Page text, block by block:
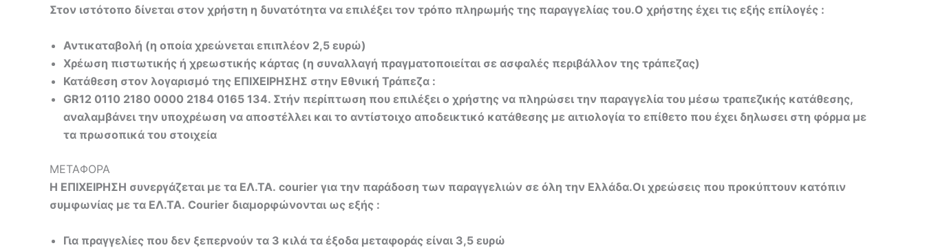
Στον ιστότοπο δίνεται στον χρήστη η δυνατότητα να επιλέξει τον τρόπο πληρωμής της παραγγελίας του.Ο χρήστης έχει τις εξής επίλογές :
Αντικαταβολή (η οποία χρεώνεται επιπλέον 2,5 ευρώ)
Χρέωση πιστωτικής ή χρεωστικής κάρτας (η συναλλαγή πραγματοποιείται σε ασφαλές περιβάλλον της τράπεζας)
Κατάθεση στον λογαρισμό της ΕΠΙΧΕΙΡΗΣΗΣ στην Εθνική Τράπεζα :
GR12 0110 2180 0000 2184 0165 134. Στήν περίπτωση που επιλέξει ο χρήστης να πληρώσει την παραγγελία του μέσω τραπεζικής κατάθεσης,
αναλαμβάνει την υποχρέωση να αποστέλλει και το αντίστοιχο αποδεικτικό κατάθεσης με αιτιολογία το επίθετο που έχει δηλωσει στη φόρμα με
τα πρωσοπικά του στοιχεία
ΜΕΤΑΦΟΡΑ
Η ΕΠΙΧΕΙΡΗΣΗ συνεργάζεται με τα ΕΛ.ΤΑ. courier για την παράδοση των παραγγελιών σε όλη την Ελλάδα.Οι χρεώσεις που προκύπτουν κατόπιν
συμφωνίας με τα ΕΛ.ΤΑ. Courier διαμορφώνονται ως εξής :
Για πραγγελίες που δεν ξεπερνούν τα 3 κιλά τα έξοδα μεταφοράς είναι 3,5 ευρώ